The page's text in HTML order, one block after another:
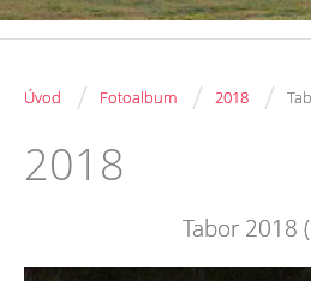
Úvod / Fotoalbum / 2018 /
2018
Tabor 2018